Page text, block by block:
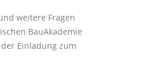
weitere Fragen
BauAkademie
Einladung zum